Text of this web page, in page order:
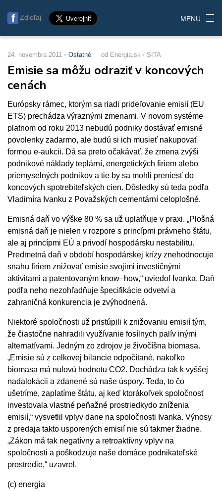
Zdieľaj MENU
24. novembra 2011 Ostatné od Energia.sk SITA
Emisie sa môžu odraziť v koncových
cenách
Európsky rámec, ktorým sa riadi prideľovanie emisií (EU
ETS) prechádza výraznými zmenami. V novom systéme
platnom od roku 2013 nebudú podniky dostávať emisné
povolenky zadarmo, ale budú si ich musieť nakupovať
formou e-aukcii. Dá sa preto očakávať, že zmena zvýši
podnikové náklady teplární, energetických firiem alebo
priemyselných podnikov a tie by sa mohli preniesť do
koncových spotrebiteľských cien. Dôsledky sú teda podľa
Vladimíra Ivanku z Považských cementární celoplošné.
Emisná daň vo výške 80 % sa už uplatňuje v praxi. „Plošná
emisná daň je nielen v rozpore s princípmi právneho štátu,
ale aj princípmi EÚ a privodí hospodársku nestabilitu.
Predmetná daň v období hospodárskej krízy znehodnocuje
snahu firiem znižovať emisie svojimi investičnými
aktivitami a patentovaným know–how,“ uviedol Ivanka. Daň
podľa neho nezohľadňuje špecifikácie odvetví a
zahraničná konkurencia je zvýhodnená.
Niektoré spoločnosti už pristúpili k znižovaniu emisií tým,
že čiastočne nahradili využívanie fosílnych palív inými
alternatívami. Jedným zo zdrojov je živočíšna biomasa.
„Emisie sú z celkovej bilancie odpočítané, nakoľko
biomasa má nulovú hodnotu CO2. Dochádza tak k vyššej
nadalokácii a zdanené sú naše úspory. Teda, to čo
ušetríme, zaplatíme štátu, aj keď ktorákoľvek spoločnosť
investovala vlastné peňažné prostriedkydo zníženia
emisií,“ vysvetlil vplyv dane na spoločnosti Ivanka. Výnosy
z predaja takto usporených emisií nie sú takmer žiadne.
„Zákon má tak negatívny a retroaktívny vplyv na
spoločnosti a poškodzuje naše domáce podnikateľské
prostredie,“ uzavrel.
(c) energia